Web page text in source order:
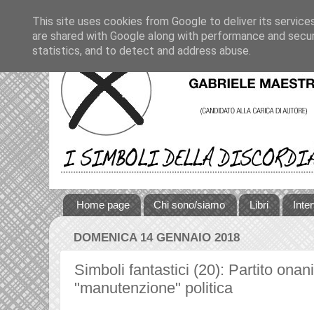
Home page Chi sono/siamo Libri
DOMENICA 14 GENNAIO 2018
Simboli fantastici (20): Partito
"manutenzione" politica
This site uses cookies from Google to deliver its
are shared with Google along with performance and
statistics, and to detect and address abuse.